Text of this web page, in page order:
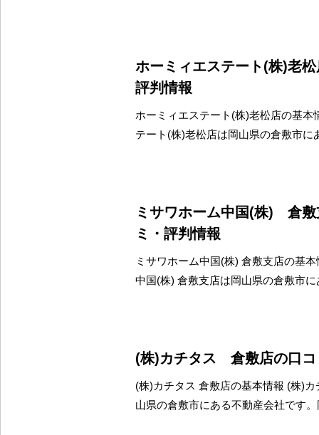
ホーミィエステート(株)老
評判情報
ホーミィエステート(株)老松店の基本
テート(株)老松店は岡山県の倉敷市に
ミサワホーム中国(株) 倉敷
ミ・評判情報
ミサワホーム中国(株) 倉敷支店の基
中国(株) 倉敷支店は岡山県の倉敷市に
(株)カチタス 倉敷店の口コ
(株)カチタス 倉敷店の基本情報 (株)
山県の倉敷市にある不動産会社です